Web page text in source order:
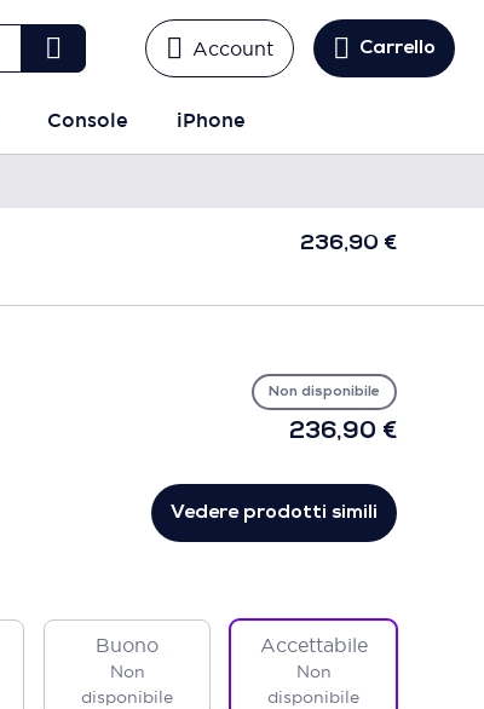
Account Carrello
Console iPhone
236,90 €
Non disponibile
236,90 €
Vedere prodotti simili
Buono
Non
disponibile
Accettabile
Non
disponibile